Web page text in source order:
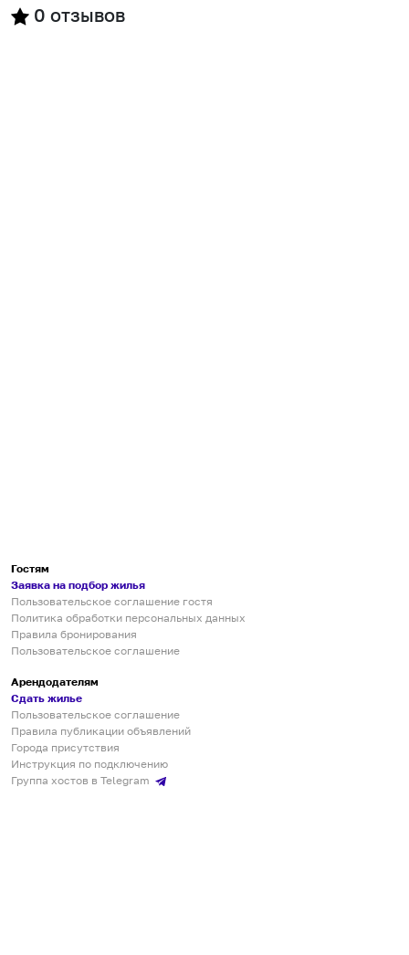
0 отзывов
Гостям
Заявка на подбор жилья
Пользовательское соглашение гостя
Политика обработки персональных данных
Правила бронирования
Пользовательское соглашение
Арендодателям
Сдать жилье
Пользовательское соглашение
Правила публикации объявлений
Города присутствия
Инструкция по подключению
Группа хостов в Telegram